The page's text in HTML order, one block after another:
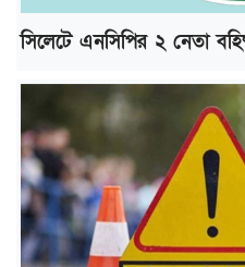
সিলেটে এনসিপির ২ নেতা